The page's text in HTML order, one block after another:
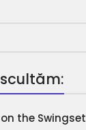
on the Swingset